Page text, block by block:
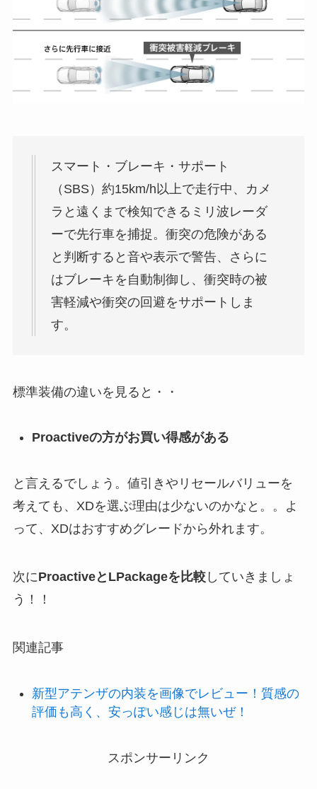
スマート・ブレーキ・サポート
（SBS）約15km/h以上で走行中、カメ
ラと遠くまで検知できるミリ波レーダ
ーで先行車を捕捉。衝突の危険がある
と判断すると音や表示で警告、さらに
はブレーキを自動制御し、衝突時の被
害軽減や衝突の回避をサポートしま
す。
標準装備の違いを見ると・・
Proactiveの方がお買い得感がある
と言えるでしょう。値引きやリセールバリューを
考えても、XDを選ぶ理由は少ないのかなと。。よ
って、XDはおすすめグレードから外れます。
次にProactiveとLPackageを比較していきましょ
う！！
関連記事
新型アテンザの内装を画像でレビュー！質感の
評価も高く、安っぽい感じは無いぜ！
スポンサーリンク